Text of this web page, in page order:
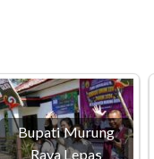
Bupati Murung
Raya Lepas